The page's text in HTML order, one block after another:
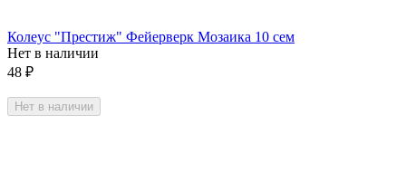
Колеус "Престиж" Фейерверк Мозаика 10 сем
Нет в наличии
48 ₽
Нет в наличии